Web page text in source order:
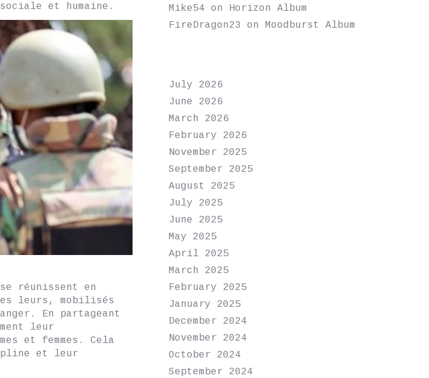
et humaine.
réunissent en
leurs, mobilisés
En partageant
leur
et femmes. Cela
et leur
Mike54 on Horizon Album
FireDragon23
on Moodburst Album
July 2026
June 2026
March 2026
February 2026
November 2025
September 2025
August 2025
July 2025
June 2025
May 2025
April 2025
March 2025
February 2025
January 2025
December 2024
November 2024
October 2024
September 2024